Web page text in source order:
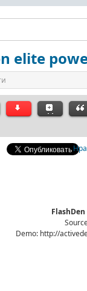
elite
Demo: http://